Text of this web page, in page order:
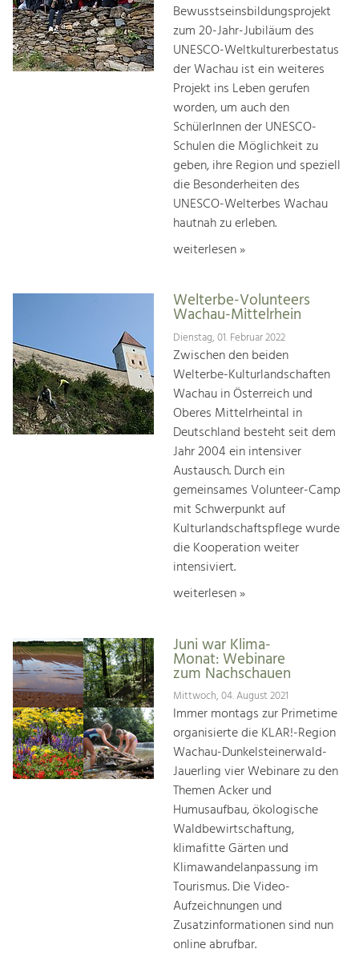
Bewusstseinsbildungsprojekt
zum 20-Jahr-Jubiläum des
UNESCO-Weltkulturerbestatus
der Wachau ist ein weiteres
Projekt ins Leben gerufen
worden, um auch den
SchülerInnen der UNESCO-
Schulen die Möglichkeit zu
geben, ihre Region und speziell
die Besonderheiten des
UNESCO-Welterbes Wachau
hautnah zu erleben.
weiterlesen »
Welterbe-Volunteers
Wachau-Mittelrhein
Dienstag, 01. Februar 2022
Zwischen den beiden
Welterbe-Kulturlandschaften
Wachau in Österreich und
Oberes Mittelrheintal in
Deutschland besteht seit dem
Jahr 2004 ein intensiver
Austausch. Durch ein
gemeinsames Volunteer-Camp
mit Schwerpunkt auf
Kulturlandschaftspflege wurde
die Kooperation weiter
intensiviert.
weiterlesen »
Juni war Klima-
Monat: Webinare
zum Nachschauen
Mittwoch, 04. August 2021
Immer montags zur Primetime
organisierte die KLAR!-Region
Wachau-Dunkelsteinerwald-
Jauerling vier Webinare zu den
Themen Acker und
Humusaufbau, ökologische
Waldbewirtschaftung,
klimafitte Gärten und
Klimawandelanpassung im
Tourismus. Die Video-
Aufzeichnungen und
Zusatzinformationen sind nun
online abrufbar.